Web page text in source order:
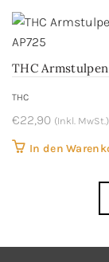
THC Armstulpen
THC
€22,90 (Inkl. MwSt.)
In den